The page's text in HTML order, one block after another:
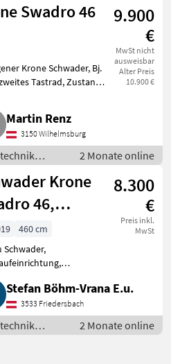
Swadro 46
9.900
€
MwSt nicht
ausweisbar
Alter Preis
10.900 €
Krone Schwader, Bj.
Martin Renz
3150 Wilhelmsburg
/
2 Monate online
Krone
46,
hydr.
8.300
€
Preis inkl.
MwSt
460 cm
Schwader,
Schwader-Typ:
Verkaufe wenig
Schwader Krone
2019, seit
Jahren nicht m
Stefan Böhm-Vrana E.u.
3533 Friedersbach
/
2 Monate online